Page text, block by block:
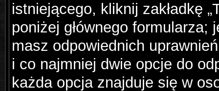
istniejącego, kliknij zakładkę
poniżej głównego
masz odpowiednich
i co najmniej dwie opcje do
każda opcja znajduje się w